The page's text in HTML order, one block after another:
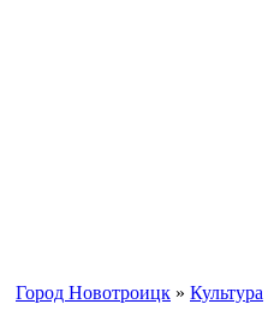
Город Новотроицк » Культура